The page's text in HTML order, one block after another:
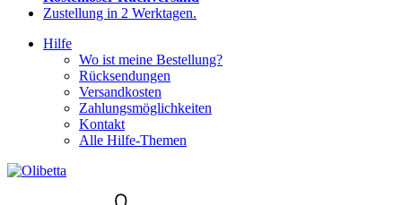
Zustellung in 2 Werktagen.
Hilfe
Wo ist meine Bestellung?
Rücksendungen
Versandkosten
Zahlungsmöglichkeiten
Kontakt
Alle Hilfe-Themen